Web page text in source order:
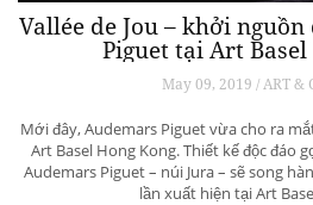
Vallée de Jou – khởi
Piguet tại Art
May 09, 2019 / ART &
Mới đây, Audemars Piguet vừa cho ra
Art Basel Hong Kong. Thiết kế độc đáo
Audemars Piguet – núi Jura – sẽ song
lần xuất hiện tại Art